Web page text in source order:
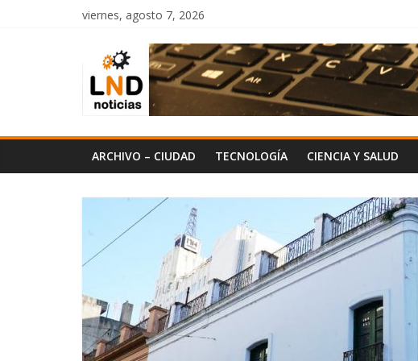
viernes, agosto 7, 2026
LND
Noticias
ARCHIVO – CIUDAD TECNOLOGÍA CIENCIA Y SALUD